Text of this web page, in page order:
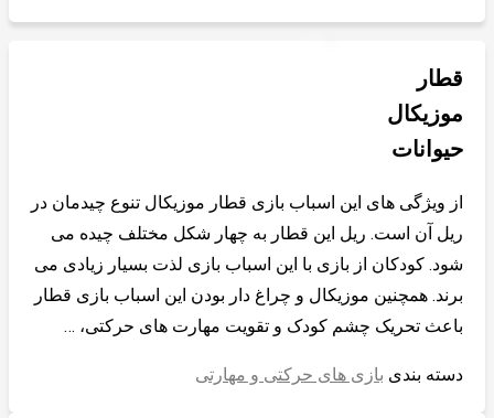
قطار
موزیکال
حیوانات
از ویژگی های این اسباب بازی قطار موزیکال تنوع چیدمان در
ریل آن است. ریل این قطار به چهار شکل مختلف چیده می
شود. کودکان از بازی با این اسباب بازی لذت بسیار زیادی می
برند. همچنین موزیکال و چراغ دار بودن این اسباب بازی قطار
باعث تحریک چشم کودک و تقویت مهارت های حرکتی، …
دسته بندی بازی های حرکتی و مهارتی